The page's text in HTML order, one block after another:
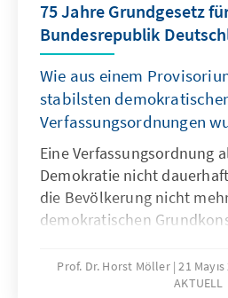
Repräsentationsideen
Heinrich Oberreuter.
75 Jahre Grundgesetz
Bundesrepublik
Wie aus einem
stabilsten
Verfassungsordnungen
Eine Verfassungsordnung
Demokratie nicht
die Bevölkerung nicht
demokratischen
Welche Lehren die Väter
Grundgesetzes aus dieser
Prof. Dr. Horst Möller 21
AKTUELL